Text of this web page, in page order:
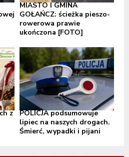
MIASTO I GMINA
GOŁAŃCZ: ścieżka pieszo-
rowerowa prawie
ukończona [FOTO]
z
POLICJA podsumowuje
lipiec na naszych drogach.
Śmierć, wypadki i pijani